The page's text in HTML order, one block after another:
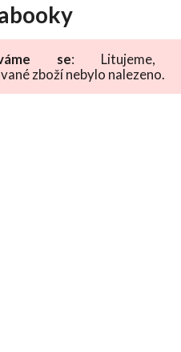
se: Litujeme,
zboží nebylo nalezeno.